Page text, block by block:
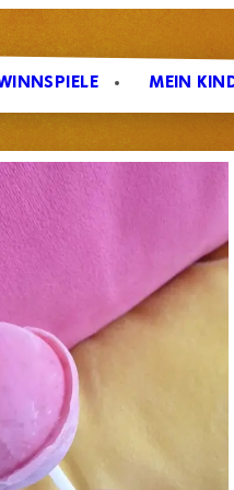
MEIN